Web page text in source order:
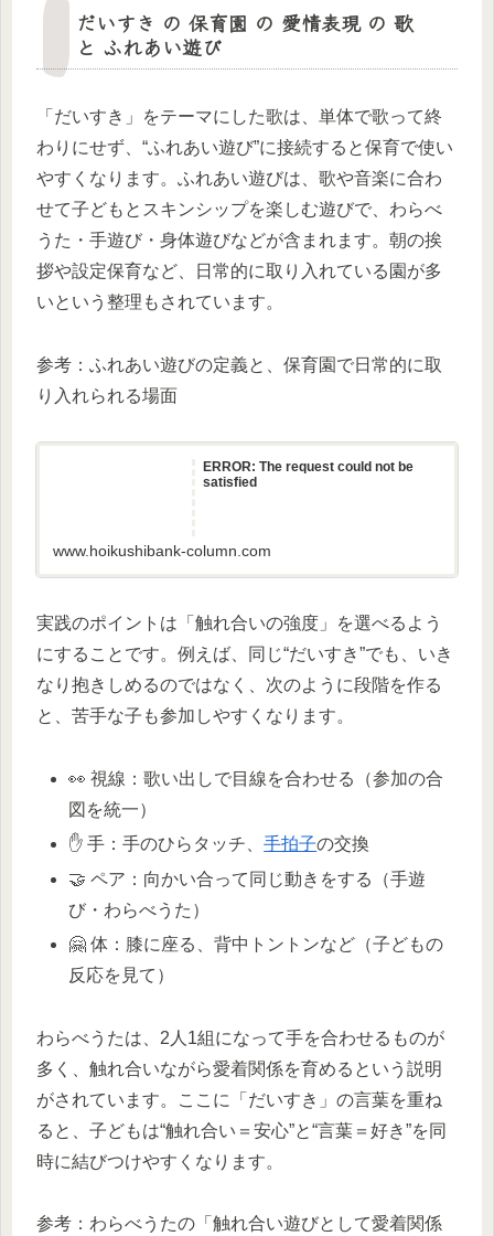
だいすき の 保育園 の 愛情表現 の 歌
と ふれあい遊び
「だいすき」をテーマにした歌は、単体で歌って終
わりにせず、“ふれあい遊び”に接続すると保育で使い
やすくなります。ふれあい遊びは、歌や音楽に合わ
せて子どもとスキンシップを楽しむ遊びで、わらべ
うた・手遊び・身体遊びなどが含まれます。朝の挨
拶や設定保育など、日常的に取り入れている園が多
いという整理もされています。
参考：ふれあい遊びの定義と、保育園で日常的に取
り入れられる場面
ERROR: The request could not be
satisfied
www.hoikushibank-column.com
実践のポイントは「触れ合いの強度」を選べるよう
にすることです。例えば、同じ“だいすき”でも、いき
なり抱きしめるのではなく、次のように段階を作る
と、苦手な子も参加しやすくなります。
👀 視線：歌い出しで目線を合わせる（参加の合
図を統一）
✋ 手：手のひらタッチ、手拍子の交換
🤝 ペア：向かい合って同じ動きをする（手遊
び・わらべうた）
🤗 体：膝に座る、背中トントンなど（子どもの
反応を見て）
わらべうたは、2人1組になって手を合わせるものが
多く、触れ合いながら愛着関係を育めるという説明
がされています。ここに「だいすき」の言葉を重ね
ると、子どもは“触れ合い＝安心”と“言葉＝好き”を同
時に結びつけやすくなります。
参考：わらべうたの「触れ合い遊びとして愛着関係